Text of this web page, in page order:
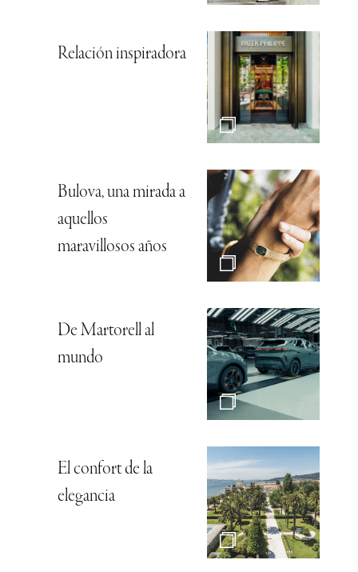
Relación inspiradora
Bulova, una mirada a
aquellos
maravillosos años
De Martorell al
mundo
El confort de la
elegancia